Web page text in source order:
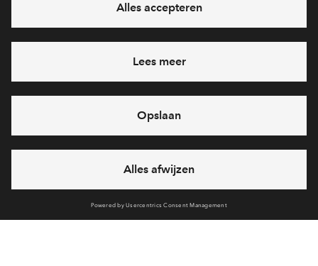
Ja, ik wil mij aanmelden
Heb je een vraag en wil je direct antwoord? Bel ons op088
71 22 7 25
6 dagen per week beschikbaar (behalve tijdens
feestdagen)
vandaag van 10:00 - 13:00 uur